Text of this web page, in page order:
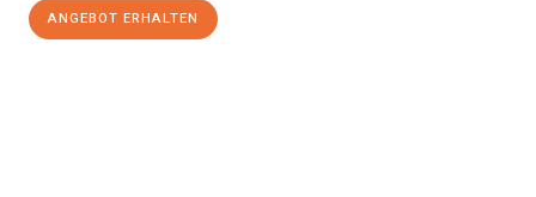
ANGEBOT ERHALTEN